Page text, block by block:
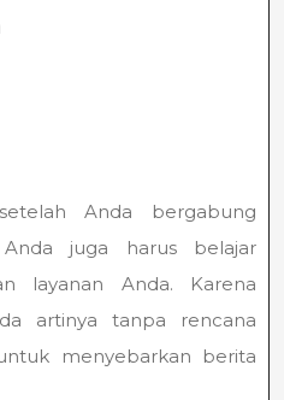
Anda bergabung
juga harus belajar
layanan Anda. Karena
artinya tanpa rencana
menyebarkan berita